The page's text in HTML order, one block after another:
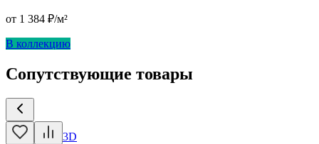
от 1 384 ₽/м²
В коллекцию
Сопутствующие товары
3D